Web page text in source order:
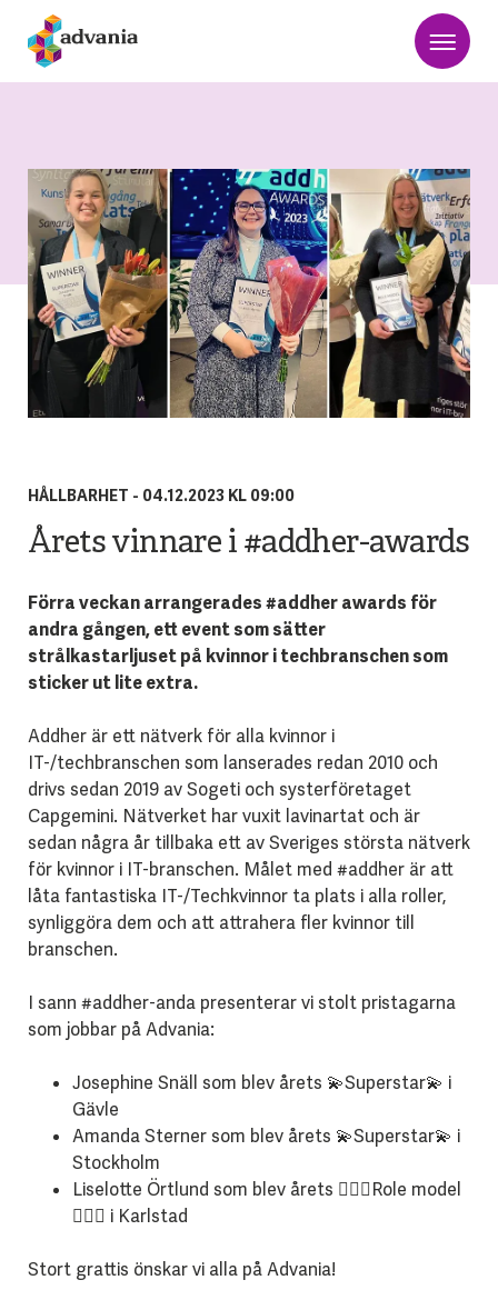
HÅLLBARHET - 04.12.2023 KL 09:00
Årets vinnare i #addher-awards
Förra veckan arrangerades #addher awards för
andra gången, ett event som sätter
strålkastarljuset på kvinnor i techbranschen som
sticker ut lite extra.
Addher är ett nätverk för alla kvinnor i
IT-/techbranschen som lanserades redan 2010 och
drivs sedan 2019 av Sogeti och systerföretaget
Capgemini. Nätverket har vuxit lavinartat och är
sedan några år tillbaka ett av Sveriges största nätverk
för kvinnor i IT-branschen. Målet med #addher är att
låta fantastiska IT-/Techkvinnor ta plats i alla roller,
synliggöra dem och att attrahera fler kvinnor till
branschen.
I sann #addher-anda presenterar vi stolt pristagarna
som jobbar på Advania:
Josephine Snäll som blev årets 💫Superstar💫 i
Gävle
Amanda Sterner som blev årets 💫Superstar💫 i
Stockholm
Liselotte Örtlund som blev årets 🙋🏻‍♀️Role model
🙋🏻‍♀️ i Karlstad
Stort grattis önskar vi alla på Advania!